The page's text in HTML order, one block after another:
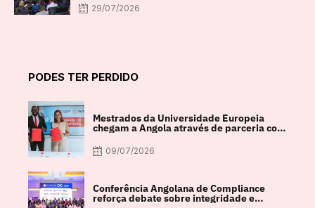
29/07/2026
PODES TER PERDIDO
Mestrados da Universidade Europeia
chegam a Angola através de parceria com
09/07/2026
Conferência Angolana de Compliance
reforça debate sobre integridade e